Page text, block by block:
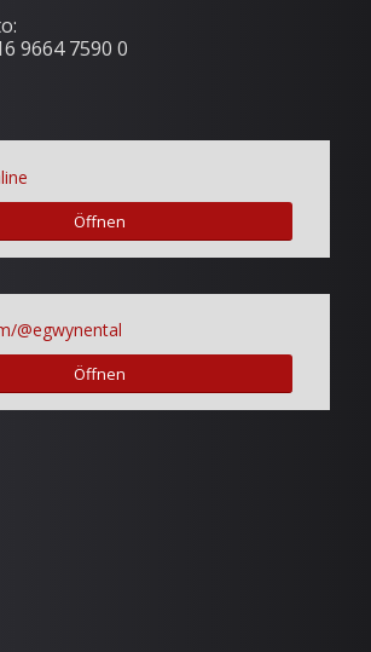
9664 7590 0
Öffnen
@egwynental
Öffnen